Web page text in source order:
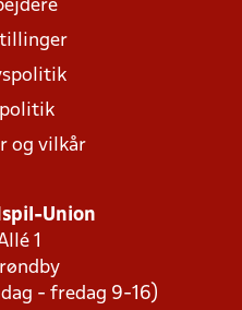
og vilkår
Union
1
- fredag 9-16)